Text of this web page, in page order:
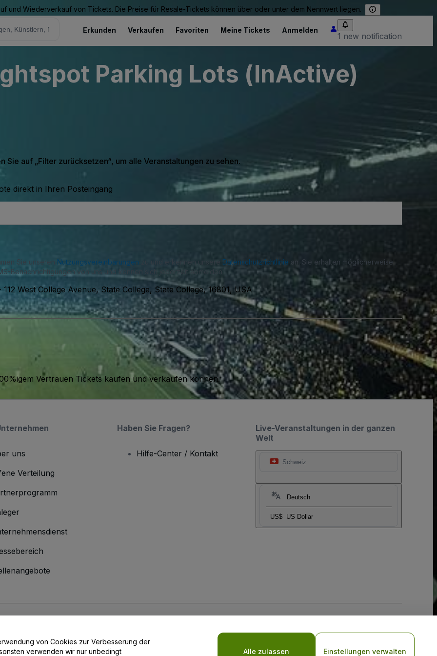
und Wiederverkauf von Tickets. Die Preise für Resale-Tickets können über oder unter dem Nennwert liegen.
Erkunden Verkaufen Favoriten Meine Tickets Anmelden
1 new notification
Parking Lots (InActive)
Sie auf „Filter zurücksetzen“, um alle Veranstaltungen zu sehen.
direkt in Ihren Posteingang
Sie unseren Nutzungsvereinbarungen zu und erkennen unsere Datenschutzrichtlinie an. Sie erhalten möglicherweise
Benachrichtigungen von uns und können sich jederzeit abmelden.
112 West College Avenue, State College, State College, 16801, USA
Vertrauen Tickets kaufen und verkaufen können.
Live-Veranstaltungen in der ganzen
Welt
Schweiz
Deutsch
US$ US Dollar
uns
Verteilung
Haben Sie Fragen?
Hilfe-Center / Kontakt
Cookie-RichtlinieundDatenschutzrichtlinie für Mobilanwendungen
von Cookies zur Verbesserung der
Alle zulassen Einstellungen verwalten